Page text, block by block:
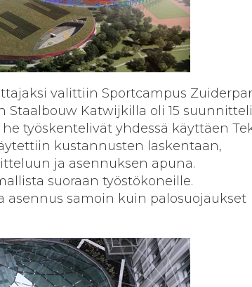
valittiin Sportcampus
Staalbouw Katwijkilla oli 15
työskentelivät yhdessä käyttäen
kustannusten laskentaan,
ja asennuksen apuna.
suoraan työstökoneille.
samoin kuin palosuojaukset